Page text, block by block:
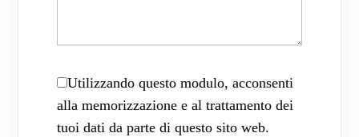
Utilizzando questo modulo, acconsenti
alla memorizzazione e al trattamento dei
tuoi dati da parte di questo sito web.